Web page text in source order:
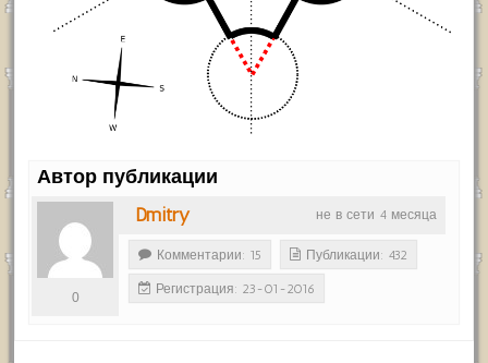
Автор публикации
не в сети 4 месяца
Dmitry
0
Комментарии: 15 Публикации: 432
Регистрация: 23-01-2016